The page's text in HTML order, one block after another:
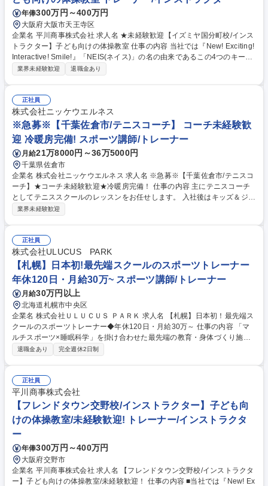
年俸300万円～400万円
大阪府大阪市天王寺区
企業名 平川商事株式会社 求人名 ★未経験歓迎【イズミヤ国分町校/インス
トラクター】子ども向けの体操教室 仕事の内容 当社では『New! Exciting!
Interactive! Smile!』「NEIS(ネイス)」の名の由来であるこの4つのキーワ
ードを合言葉に、心と体の健康作りのお手伝いをしております！ 【具体的
ンとした体操教室で、指導から教室運営まで幅広く活躍することができま
す。ネイス本部の研修プログラムがあるので、未経験の方でも無理なく業
務が覚えられる環境です。 募集職種 ★未経験歓迎【イズミヤ国分町校/イ
ンストラクター】子ども向けの体操教室
業界未経験歓迎 退職金あり
正社員
株式会社ニッケウエルネス
※急募※【千葉佐倉市/テニスコーチ】 コーチ未経験歓
迎 冷暖房完備! スポーツ講師/トレーナー
月給21万8000円～36万5000円
千葉県佐倉市
企業名 株式会社ニッケウエルネス 求人名 ※急募※【千葉佐倉市/テニスコ
ーチ】★コーチ未経験歓迎★冷暖房完備！ 仕事の内容 主にテニスコーチ
としてテニススクールのレッスンをお任せします。 入社後はキッズ＆ジュ
ニア/一般コースの初級クラスやアシスタントとして実戦経験を積んでいた
のレッスンを行い、実力次第で上級クラスをお任せすることもあります！
【その他】 ■テニスレッスンに関わる業務全般■物販■イベント企画■スク
ール生の管理などスクールを盛り立てていくお仕事になります！ 募集職種
※急募※【千葉佐倉市/テニスコーチ】★コーチ未経験歓迎★冷暖房完備！
業界未経験歓迎
正社員
株式会社ULUCUS PARK
【札幌】日本初!最先端スクールのスポーツトレーナー
年休120日・月給30万~ スポーツ講師/トレーナー
月給30万円以上
北海道札幌市中央区
企業名 株式会社ＵＬＵＣＵＳ ＰＡＲＫ 求人名 【札幌】日本初！最先端ス
クールのスポーツトレーナー◆年休120日・月給30万～ 仕事の内容 「マ
ルチスポーツ×睡眠科学」を掛け合わせた最先端の教育・身体づくり施設
にて、子どもたちへのスポーツ指導や施設の空間管理、保護者様へのフィ
から最適なカリキュラムを提案 ■アロマ香る最先端施設(地上4階～地下3
階)の空間・安全管理・清掃 ■LINEのチャットを用いた動画共有など、保
護者様へのフィードバック ■サッポロドラッグストアーと共同運行する送
迎バス(ハイエース)の運行 ■季節ごとのイベントや新しいスポーツメニュ
ー・カリキュラムの企画 募集職種 【札幌】日本初！最先端スクールのス
ポーツトレーナー◆年休120日・月給30万～
退職金あり 完全週休2日制
正社員
平川商事株式会社
【フレンドタウン交野校/インストラクター】子ども向
けの体操教室/未経験歓迎! トレーナー/インストラクタ
ー
年俸300万円～400万円
大阪府交野市
企業名 平川商事株式会社 求人名 【フレンドタウン交野校/インストラクタ
ー】子ども向けの体操教室/未経験歓迎！ 仕事の内容 ■当社では『New! Ex